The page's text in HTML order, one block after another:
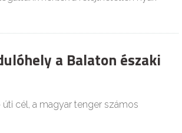
a Balaton északi
cél, a magyar tenger számos